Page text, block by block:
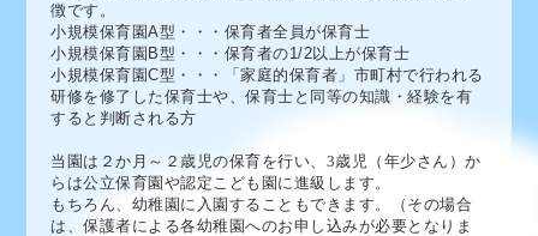
徴です。
小規模保育園A型・・・保育者全員が保育士
小規模保育園B型・・・保育者の1/2以上が保育士
小規模保育園C型・・・「家庭的保育者」 市町村で行われる
研修を修了した保育士や、保育士と同等の知識・経験を有
すると判断される方
当園は２か月～２歳児の保育を行い、3歳児（年少さん）か
らは公立保育園や認定こども園に進級します。
もちろん、幼稚園に入園することもできます。（その場合
は、保護者による各幼稚園へのお申し込みが必要となりま